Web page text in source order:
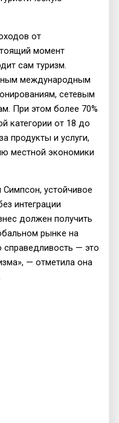
от
момент
сам туризм.
международным
сетевым
При этом более 70%
категории от 18 до
продукты и услуги,
местной экономики
устойчивое
интеграции
должен получить
рынке на
справедливость — это
— отметила она